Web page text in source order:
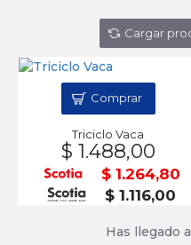
Cargar
Triciclo Vaca
$ 1.488,00
$ 1.264,80
$ 1.116,00
Comprar
Has llegado